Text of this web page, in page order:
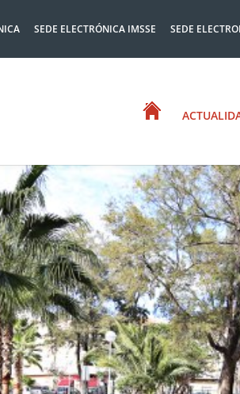
SEDE ELECTRÓNICA IMSSE SEDE